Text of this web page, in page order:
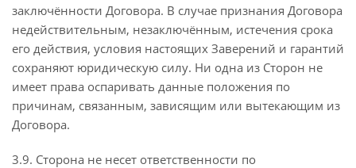
заключённости Договора. В случае признания Договора
недействительным, незаключённым, истечения срока
его действия, условия настоящих Заверений и гарантий
сохраняют юридическую силу. Ни одна из Сторон не
имеет права оспаривать данные положения по
причинам, связанным, зависящим или вытекающим из
Договора.
3.9. Сторона не несет ответственности по